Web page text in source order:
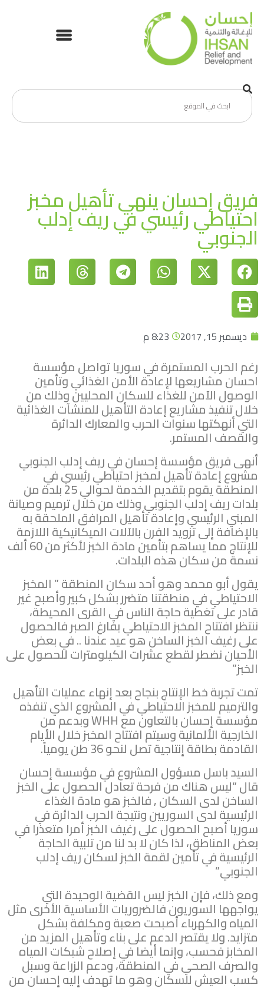
فريق إحسان ينهي تأهيل مخبز
احتياطي رئيسي في ريف إدلب
الجنوبي
ديسمبر 15, 2017 8:23 م
رغم الحرب المستمرة في سوريا تواصل مؤسسة
احسان مشاريعها لإعادة الأمن الغذائي وتأمين
الوصول الآمن للغذاء للسكان المحليين وذلك من
خلال تنفيذ مشاريع إعادة التأهيل للمنشآت الغذائية
التي أنهكتها سنوات الحرب والمعارك الدائرة
والقصف المستمر.
أنهى فريق مؤسسة إحسان في ريف إدلب الجنوبي
مشروع إعادة تأهيل لمخبز احتياطي رئيسي في
المنطقة يقوم بتقديم الخدمة لحوالي 25 بلدة من
بلدات ريف إدلب الجنوبي وذلك من خلال ترميم وصيانة
المبني الرئيسي وإعادة تأهيل المرافق الملحقة به
بالإضافة إلى تزويد الفرن بالآلات الميكانيكية اللازمة
للإنتاج مما يساهم بتأمين مادة الخبز لأكثر من 60 ألف
نسمة من سكان هذه البلدات.
يقول أبو محمد وهو أحد سكان المنطقة ” المخبز
الاحتياطي في منطقتنا متضرر بشكل كبير وأصبح غير
قادر على تغطية حاجة الناس في القرى المحيطة،
ننتظر افتتاح المخبز الاحتياطي بفارغ الصبر فالحصول
على رغيف الخبز الساخن هو عيد عندنا .. في بعض
الأحيان نضطر لقطع عشرات الكيلومترات للحصول على
الخبز”
تمت تجربة خط الإنتاج بنجاح بعد إنهاء عمليات التأهيل
والترميم للمخبز الاحتياطي في المشروع الذي تنفذه
مؤسسة إحسان بالتعاون مع WHH وبدعم من
الخارجية الألمانية وسيتم افتتاح المخبز خلال الأيام
القادمة بطاقة إنتاجية تصل لنحو 36 طن يومياً.
السيد باسل مسؤول المشروع في مؤسسة إحسان
قال “ليس هناك من فرحة تعادل الحصول على الخبز
الساخن لدى السكان , فالخبز هو مادة الغذاء
الرئيسية لدى السوريين ونتيجة الحرب الدائرة في
سوريا أصبح الحصول على رغيف الخبز أمرا متعذرا في
بعض المناطق، لذا كان لا بد لنا من تلبية الحاجة
الرئيسية في تأمين لقمة الخبز لسكان ريف إدلب
الجنوبي”
ومع ذلك، فإن الخبز ليس القضية الوحيدة التي
يواجهها السوريون فالضروريات الأساسية الأخرى مثل
المياه والكهرباء أصبحت صعبة ومكلفة بشكل
متزايد. ولا يقتصر الدعم على بناء وتأهيل المزيد من
المخابز فحسب، وإنما أيضا في إصلاح شبكات المياه
والصرف الصحي في المنطقة، ودعم الزراعة وسبل
كسب العيش للسكان وهو ما تهدف إليه إحسان من